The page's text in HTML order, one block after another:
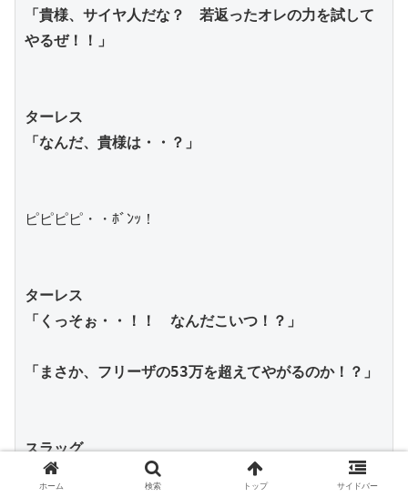
「貴様、サイヤ人だな？　若返ったオレの力を試して
やるぜ！！」
ターレス
「なんだ、貴様は・・？」
ピピピピ・・ﾎﾞﾝｯ！
ターレス
「くっそぉ・・！！　なんだこいつ！？」
「まさか、フリーザの53万を超えてやがるのか！？」
スラッグ
「はっはっは。サイヤ人にしてはやるようだが、しょ
ホーム 検索 トップ サイドバー